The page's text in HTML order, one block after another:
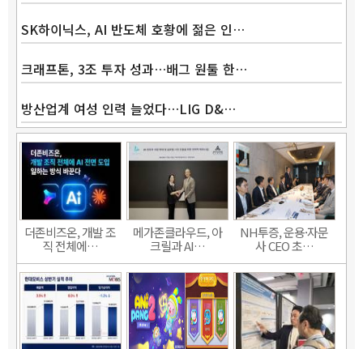
SK하이닉스, AI 반도체 호황에 젊은 인…
크래프톤, 3조 투자 성과…배그 원툴 한…
방산업계 여성 인력 늘었다…LIG D&…
더존비즈온, 개발 조
직 전체에…
메가존클라우드, 아
크릴과 AI…
NH투증, 운용·자문
사 CEO 초…